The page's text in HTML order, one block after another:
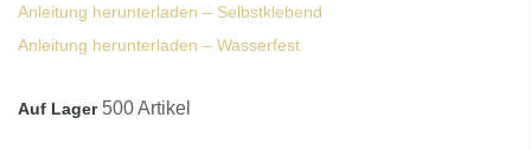
Anleitung herunterladen – Selbstklebend
Anleitung herunterladen – Wasserfest
Auf Lager 500 Artikel